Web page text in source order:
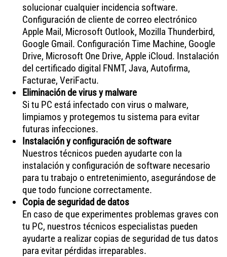
solucionar cualquier incidencia software.
Configuración de cliente de correo electrónico
Apple Mail, Microsoft Outlook, Mozilla Thunderbird,
Google Gmail. Configuración Time Machine, Google
Drive, Microsoft One Drive, Apple iCloud. Instalación
del certificado digital FNMT, Java, Autofirma,
Facturae, VeriFactu.
Eliminación de virus y malware
Si tu PC está infectado con virus o malware,
limpiamos y protegemos tu sistema para evitar
futuras infecciones.
Instalación y configuración de software
Nuestros técnicos pueden ayudarte con la
instalación y configuración de software necesario
para tu trabajo o entretenimiento, asegurándose de
que todo funcione correctamente.
Copia de seguridad de datos
En caso de que experimentes problemas graves con
tu PC, nuestros técnicos especialistas pueden
ayudarte a realizar copias de seguridad de tus datos
para evitar pérdidas irreparables.